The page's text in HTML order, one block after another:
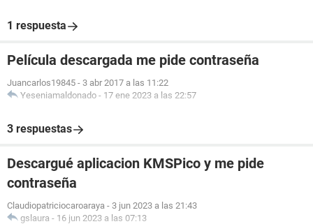
1 respuesta
Película descargada me pide contraseña
Juancarlos19845 - 3 abr 2017 a las 11:22
Yeseniamaldonado - 17 ene 2023 a las 22:57
3 respuestas
Descargué aplicacion KMSPico y me pide
contraseña
Claudiopatriciocaroaraya - 3 jun 2023 a las 21:43
gslaura - 16 jun 2023 a las 07:13